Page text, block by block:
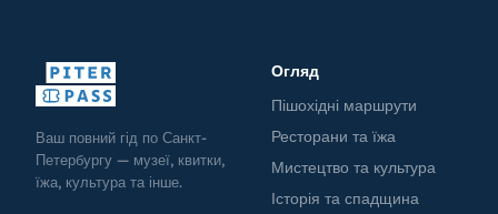
Ваш повний гід по Санкт-
Петербургу — музеї, квитки,
їжа, культура та інше.
Огляд
Пішохідні маршрути
Ресторани та їжа
Мистецтво та культура
Історія та спадщина